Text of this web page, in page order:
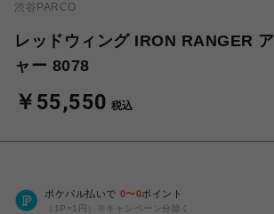
渋谷PARCO
レッドウィング IRON RANGER
ャー 8078
￥55,550 税込
ポケパル払いで 0〜0ポイント
（1P=1円）※キャンペーン分除く